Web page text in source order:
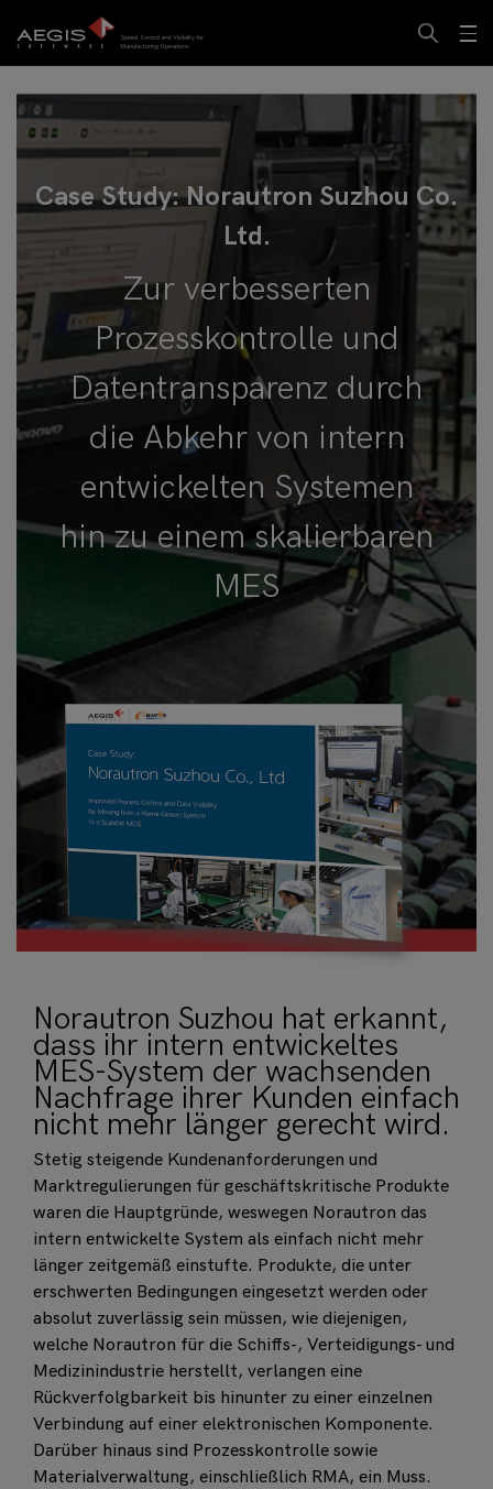
Case Study: Norautron Suzhou Co.
Ltd.
Zur verbesserten
Prozesskontrolle und
Datentransparenz durch
die Abkehr von intern
entwickelten Systemen
hin zu einem skalierbaren
MES
Norautron Suzhou hat erkannt,
dass ihr intern entwickeltes
MES-System der wachsenden
Nachfrage ihrer Kunden einfach
nicht mehr länger gerecht wird.
Stetig steigende Kundenanforderungen und
Marktregulierungen für geschäftskritische Produkte
waren die Hauptgründe, weswegen Norautron das
intern entwickelte System als einfach nicht mehr
länger zeitgemäß einstufte. Produkte, die unter
erschwerten Bedingungen eingesetzt werden oder
absolut zuverlässig sein müssen, wie diejenigen,
welche Norautron für die Schiffs-, Verteidigungs- und
Medizinindustrie herstellt, verlangen eine
Rückverfolgbarkeit bis hinunter zu einer einzelnen
Verbindung auf einer elektronischen Komponente.
Darüber hinaus sind Prozesskontrolle sowie
Materialverwaltung, einschließlich RMA, ein Muss.